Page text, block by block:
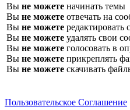
Вы не можете начинать темы
Вы не можете отвечать на
Вы не можете редактировать
Вы не можете удалять свои
Вы не можете голосовать в
Вы не можете прикреплять
Вы не можете скачивать
Пользовательское Соглашение